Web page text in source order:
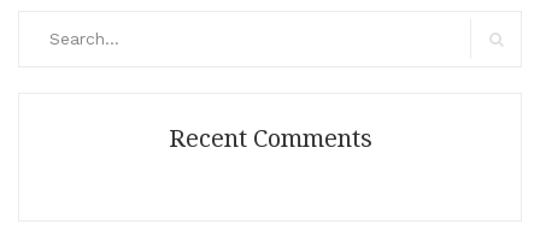
Recent Comments